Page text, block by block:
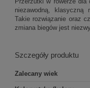
niezawodną, klasyczną
Takie rozwiązanie oraz
zmiana biegów jest
Szczegóły produktu
Zalecany wiek